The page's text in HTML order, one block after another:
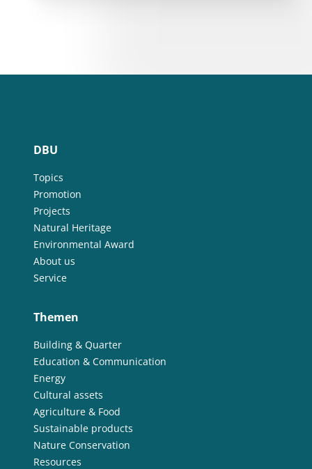
DBU
Topics
Promotion
Projects
Natural Heritage
Environmental Award
About us
Service
Themen
Building & Quarter
Education & Communication
Energy
Cultural assets
Agriculture & Food
Sustainable products
Nature Conservation
Resources